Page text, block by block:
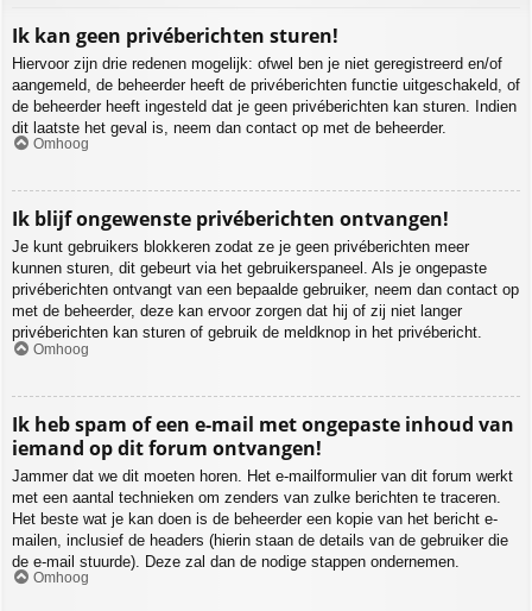
Ik kan geen privéberichten sturen!
Hiervoor zijn drie redenen mogelijk: ofwel ben je niet geregistreerd en/of
aangemeld, de beheerder heeft de privéberichten functie uitgeschakeld, of
de beheerder heeft ingesteld dat je geen privéberichten kan sturen. Indien
dit laatste het geval is, neem dan contact op met de beheerder.
Omhoog
Ik blijf ongewenste privéberichten ontvangen!
Je kunt gebruikers blokkeren zodat ze je geen privéberichten meer
kunnen sturen, dit gebeurt via het gebruikerspaneel. Als je ongepaste
privéberichten ontvangt van een bepaalde gebruiker, neem dan contact op
met de beheerder, deze kan ervoor zorgen dat hij of zij niet langer
privéberichten kan sturen of gebruik de meldknop in het privébericht.
Omhoog
Ik heb spam of een e-mail met ongepaste inhoud van
iemand op dit forum ontvangen!
Jammer dat we dit moeten horen. Het e-mailformulier van dit forum werkt
met een aantal technieken om zenders van zulke berichten te traceren.
Het beste wat je kan doen is de beheerder een kopie van het bericht e-
mailen, inclusief de headers (hierin staan de details van de gebruiker die
de e-mail stuurde). Deze zal dan de nodige stappen ondernemen.
Omhoog